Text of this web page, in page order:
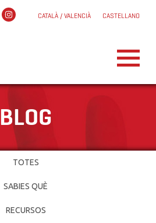
CATALÀ / VALENCIÀ CASTELLANO
BLOG
TOTES
SABIES QUÈ
RECURSOS